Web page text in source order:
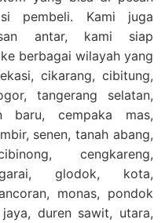
pembeli. Kami juga
antar, kami siap
berbagai wilayah yang
cikarang, cibitung,
tangerang selatan,
baru, cempaka mas,
senen, tanah abang,
cengkareng,
glodok, kota,
monas, pondok
duren sawit, utara,